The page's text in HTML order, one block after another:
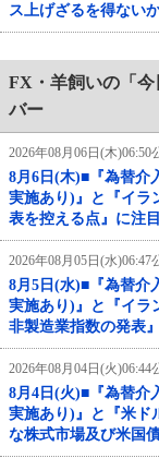
ス上げざるを得ない
FX・羊飼いの「
バー
2026年08月06日(木)06:50
8月6日(木)■『為替介
実施あり)』と『イラ
表を控える点』に注目
2026年08月05日(水)06:47
8月5日(水)■『為替介
実施あり)』と『イラ
非製造業指数の発表
2026年08月04日(火)06:44
8月4日(火)■『為替介
実施あり)』と『米ド
な株式市場及び米国